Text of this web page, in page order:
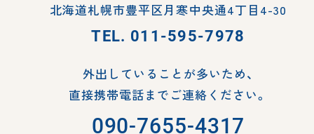
北海道札幌市豊平区月寒中央通4丁目4-30
TEL. 011-595-7978
外出していることが多いため、
直接携帯電話までご連絡ください。
090-7655-4317